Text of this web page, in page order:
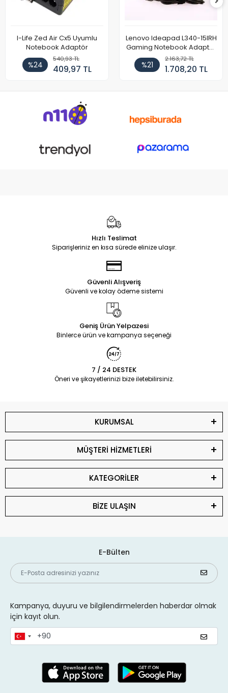
I-Life Zed Air Cx5 Uyumlu
Notebook Adaptör
%24
540,93 TL
409,97 TL
Lenovo Ideapad L340-15IRH
Gaming Notebook Adaptör
Cihazı Şarj Aleti (150W)
%21
2.163,72 TL
1.708,20 TL
Hızlı Teslimat
Siparişleriniz en kısa sürede elinize ulaşır.
Güvenli Alışveriş
Güvenli ve kolay ödeme sistemi
Geniş Ürün Yelpazesi
Binlerce ürün ve kampanya seçeneği
7 / 24 DESTEK
Öneri ve şikayetlerinizi bize iletebilirsiniz.
KURUMSAL
MÜŞTERİ HİZMETLERİ
KATEGORİLER
BİZE ULAŞIN
E-Bülten
Kampanya, duyuru ve bilgilendirmelerden haberdar olmak
için kayıt olun.